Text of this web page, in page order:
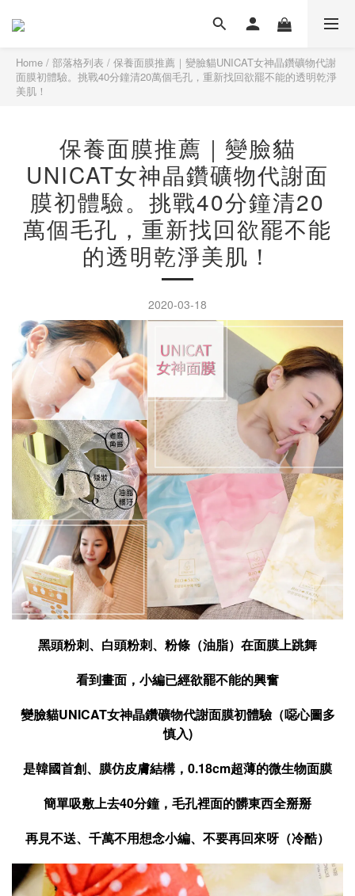
Home / 部落格列表 / 保養面膜推薦｜變臉貓UNICAT女神晶鑽礦物代謝
面膜初體驗。挑戰40分鐘清20萬個毛孔，重新找回欲罷不能的透明乾淨
美肌！
保養面膜推薦｜變臉貓
UNICAT女神晶鑽礦物代謝面
膜初體驗。挑戰40分鐘清20
萬個毛孔，重新找回欲罷不能
的透明乾淨美肌！
2020-03-18
黑頭粉刺、白頭粉刺、粉條（油脂）在面膜上跳舞
看到畫面，小編已經欲罷不能的興奮
變臉貓UNICAT女神晶鑽礦物代謝面膜初體驗（噁心圖多
慎入)
是韓國首創、膜仿皮膚結構，0.18cm超薄的微生物面膜
簡單吸敷上去40分鐘，毛孔裡面的髒東西全掰掰
再見不送、千萬不用想念小編、不要再回來呀（冷酷）